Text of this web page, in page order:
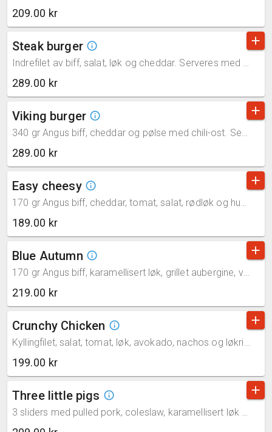
209.00 kr
Steak burger info_outline
Indrefilet av biff, salat, løk og cheddar. Serveres med aioli (gluten,melk
289.00 kr
add
Viking burger info_outline
340 gr Angus biff, cheddar og pølse med chili-ost. Serveres med coleslaw
289.00 kr
add
Easy cheesy info_outline
170 gr Angus biff, cheddar, tomat, salat, rødløk og husets dressing (gluten,melk)
189.00 kr
add
Blue Autumn info_outline
170 gr Angus biff, karamellisert løk, grillet aubergine, valnøtter, blåmuggost, og brie. Serveres med husets dressing (melk,valnøtter)
219.00 kr
add
Crunchy Chicken info_outline
Kyllingfilet, salat, tomat, løk, avokado, nachos og løkringer. Serveres med mangosaus (gluten)
199.00 kr
add
Three little pigs info_outline
3 sliders med pulled pork, coleslaw, karamellisert løk og jalapeños. Serveres med BBQ-saus (gluten,melk)
add